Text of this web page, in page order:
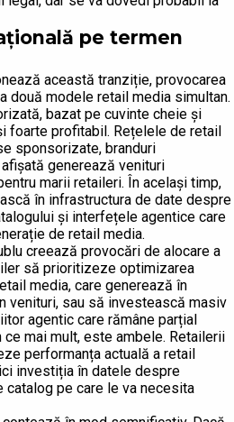
pe termen
această tranziție, provocarea
două modele retail media simultan.
bazat pe cuvinte cheie și
foarte profitabil. Rețelele de retail
sponsorizate, branduri
generează venituri
marii retaileri. În același timp,
în infrastructura de date despre
și interfețele agentice care
de retail media.
creează provocări de alocare a
să prioritizeze optimizarea
media, care generează în
venituri, sau să investească masiv
agentic care rămâne parțial
ce mai mult, este ambele. Retailerii
performanța actuală a retail
investiția în datele despre
pe care le va necesita